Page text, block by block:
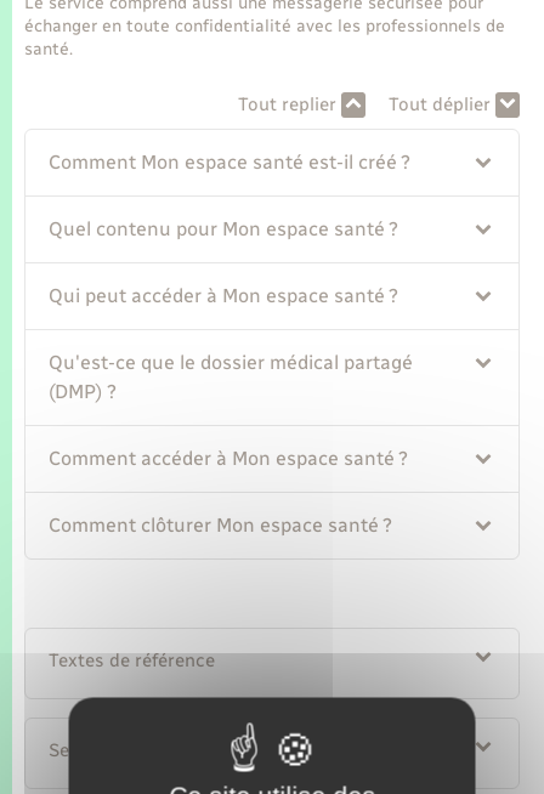
échanger en toute confidentialité avec les professionnels de
santé.
Tout replier Tout déplier
Comment Mon espace santé est-il créé ?
Quel contenu pour Mon espace santé ?
Qui peut accéder à Mon espace santé ?
Qu'est-ce que le dossier médical partagé
(DMP) ?
Comment accéder à Mon espace santé ?
Comment clôturer Mon espace santé ?
Textes de référence
Services en ligne et formulaires